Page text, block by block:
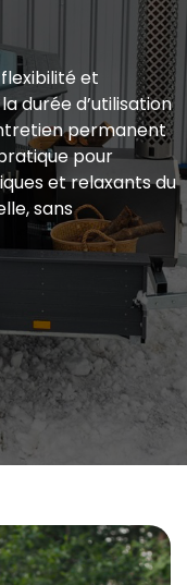
et
durée d’utilisation
permanent
pour
et relaxants du
sans